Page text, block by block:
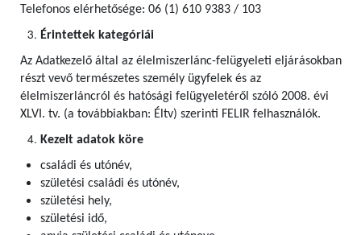
Telefonos elérhetősége: 06 (1) 610 9383 / 103
Érintettek kategóriái
Az Adatkezelő által az élelmiszerlánc-felügyeleti eljárásokban
részt vevő természetes személy ügyfelek és az
élelmiszerláncról és hatósági felügyeletéről szóló 2008. évi
XLVI. tv. (a továbbiakban: Éltv) szerinti FELIR felhasználók.
Kezelt adatok köre
családi és utónév,
születési családi és utónév,
születési hely,
születési idő,